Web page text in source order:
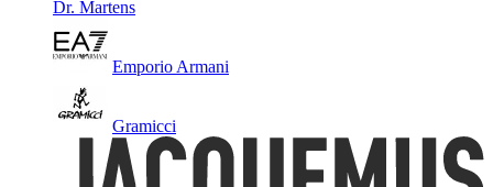
Dr. Martens
Emporio Armani
Gramicci